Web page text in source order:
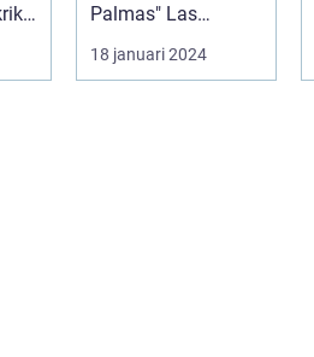
Palmas" Las
Palmas, beläget på
ön Gran Cana...
18 januari 2024